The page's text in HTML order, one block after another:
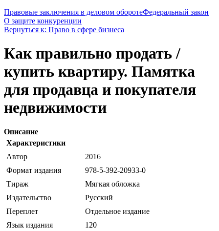
Правовые заключения в деловом оборотеФедеральный закон
О защите конкуренции
Вернуться к: Право в сфере бизнеса
Как правильно продать /
купить квартиру. Памятка
для продавца и покупателя
недвижимости
Описание
Характеристики
Автор
2016
Формат издания
978-5-392-20933-0
Тираж
Мягкая обложка
Издательство
Русский
Переплет
Отдельное издание
Язык издания
120